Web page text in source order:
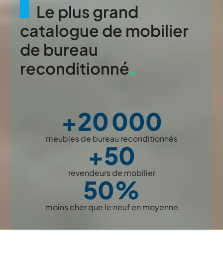
Le plus grand
catalogue de mobilier
de bureau
reconditionné.
+20 000
meubles de bureau reconditionnés
+50
revendeurs de mobilier
50%
moins cher que le neuf en moyenne